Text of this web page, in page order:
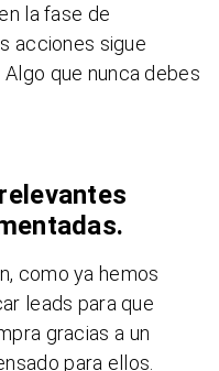
la fase de
acciones sigue
que nunca debes
relevantes
como ya hemos
leads para que
gracias a un
para ellos.